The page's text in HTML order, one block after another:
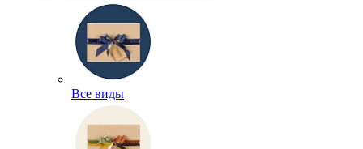
Все виды